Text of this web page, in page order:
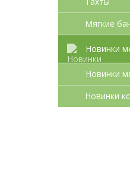
Мягкие
Новинки
Новинки
Новинки